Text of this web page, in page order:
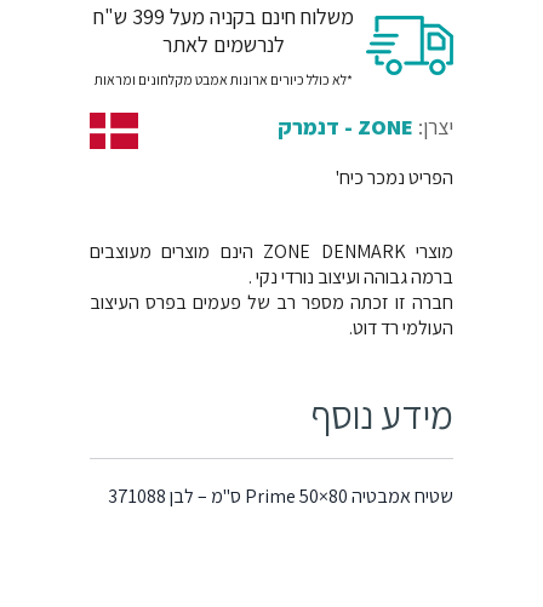
₪257.
₪180.
משלוח חינם בקניה מעל 399 ש"ח
לנרשמים לאתר
*לא כולל כיורים ארונות אמבט מקלחונים ומראות
יצרן: ZONE - דנמרק
הפריט נמכר כיח'
מוצרי ZONE DENMARK הינם מוצרים מעוצבים
ברמה גבוהה ועיצוב נורדי נקי .
חברה זו זכתה מספר רב של פעמים בפרס העיצוב
העולמי רד דוט.
מידע נוסף
שטיח אמבטיה 80×50 Prime ס"מ – לבן 371088